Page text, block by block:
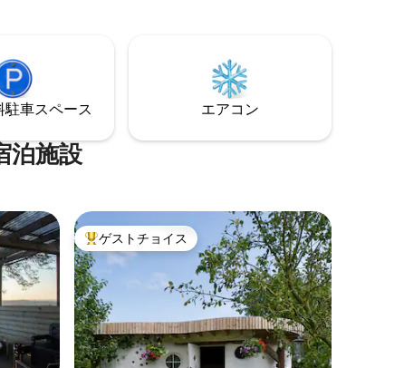
ェルスタウンは、魅力的な歴史を探索で
きる歴史的な町です。 コーク、リムリッ
ク、ティペラリー、ウォーターフォード
の中心部に位置し、1時間以内に行けま
駐⁠車ス⁠ペ⁠ー⁠ス エアコン
泊施設
大好評のゲストチョイスです。
ゲストチョイス